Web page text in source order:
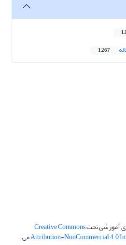
1,267
آموزشی تحتCreative Commons
Attribution-NonCommercial 4.0می